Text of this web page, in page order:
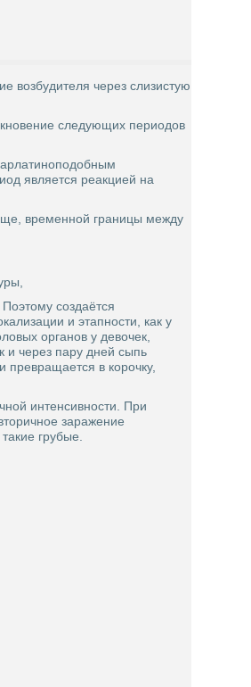
возбудителя через слизистую
следующих периодов
является реакцией на
временной границы между
создаётся
и этапности, как у
органов у девочек,
и через пару дней сыпь
в корочку,
интенсивности. При
заражение
грубые.